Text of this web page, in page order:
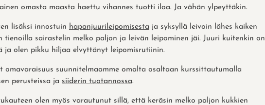
omasta maasta haettu vihannes tuotti iloa. Ja vähän ylpeyttäkin.
lisäksi innostuin hapanjuurileipomisesta ja syksyllä leivoin lähes kaiken
tienoilla sairastelin melko paljon ja leivän leipominen jäi. Juuri kuitenkin on
ja olen pikku hiljaa elvyttänyt leipomisrutiinin.
omavaraisuus suunnitelmaamme omalta osaltaan kurssittautumalla
perusteissa ja siiderin tuotannossa.
olen myös varautunut sillä, että keräsin melko paljon kukkien